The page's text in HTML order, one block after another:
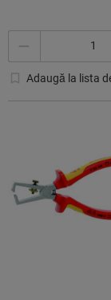
Adaugă la lista